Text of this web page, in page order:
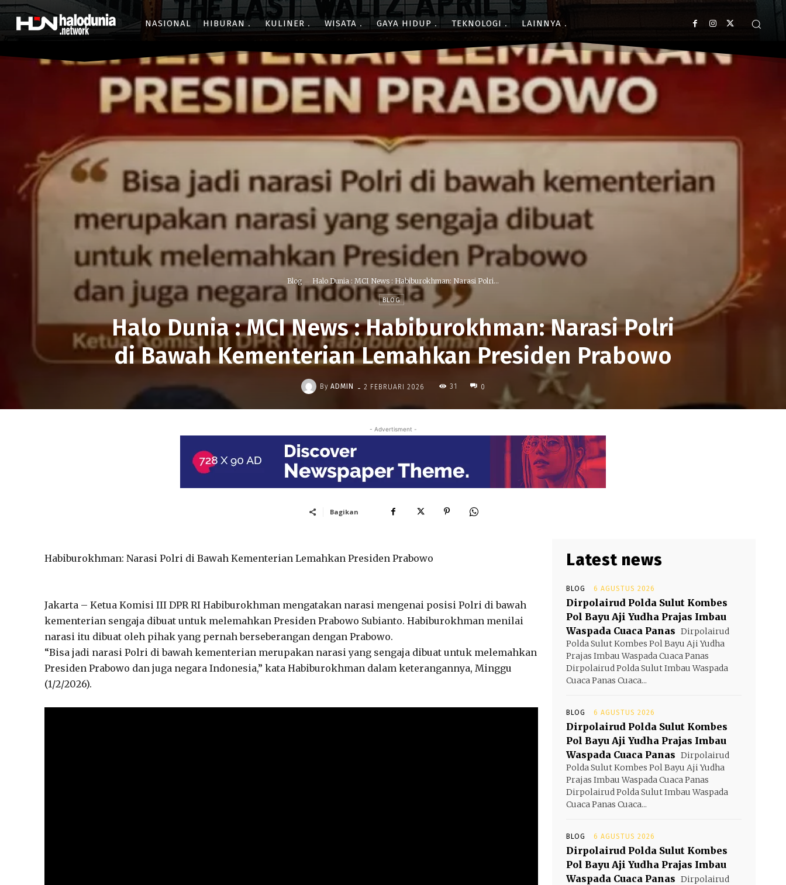
NASIONAL HIBURAN KULINER WISATA GAYA HIDUP TEKNOLOGI LAINNYA
Blog Halo Dunia : MCI News : Habiburokhman: Narasi Polri...
BLOG
Halo Dunia : MCI News : Habiburokhman: Narasi Polri
di Bawah Kementerian Lemahkan Presiden Prabowo
By ADMIN - 2 FEBRUARI 2026 31 0
- Advertisment -
Bagikan
Habiburokhman: Narasi Polri di Bawah Kementerian Lemahkan Presiden Prabowo
Jakarta – Ketua Komisi III DPR RI Habiburokhman mengatakan narasi mengenai posisi Polri di bawah
kementerian sengaja dibuat untuk melemahkan Presiden Prabowo Subianto. Habiburokhman menilai
narasi itu dibuat oleh pihak yang pernah berseberangan dengan Prabowo.
“Bisa jadi narasi Polri di bawah kementerian merupakan narasi yang sengaja dibuat untuk melemahkan
Presiden Prabowo dan juga negara Indonesia,” kata Habiburokhman dalam keterangannya, Minggu
(1/2/2026).
Latest news
BLOG 6 AGUSTUS 2026
Dirpolairud Polda Sulut Kombes
Pol Bayu Aji Yudha Prajas Imbau
Waspada Cuaca Panas Dirpolairud
Polda Sulut Kombes Pol Bayu Aji Yudha
Prajas Imbau Waspada Cuaca Panas
Dirpolairud Polda Sulut Imbau Waspada
Cuaca Panas Cuaca...
BLOG 6 AGUSTUS 2026
Dirpolairud Polda Sulut Kombes
Pol Bayu Aji Yudha Prajas Imbau
Waspada Cuaca Panas Dirpolairud
Polda Sulut Kombes Pol Bayu Aji Yudha
Prajas Imbau Waspada Cuaca Panas
Dirpolairud Polda Sulut Imbau Waspada
Cuaca Panas Cuaca...
BLOG 6 AGUSTUS 2026
Dirpolairud Polda Sulut Kombes
Pol Bayu Aji Yudha Prajas Imbau
Waspada Cuaca Panas Dirpolairud